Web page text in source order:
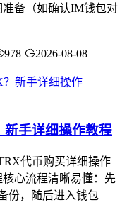
备（如确认IM钱包对
978 2026-08-08
手详细操作教程
代币购买详细操作
心流程清晰易懂：先
份，随后进入钱包